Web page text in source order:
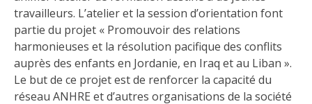
travailleurs. L’atelier et la session d’orientation font
partie du projet « Promouvoir des relations
harmonieuses et la résolution pacifique des conflits
auprès des enfants en Jordanie, en Iraq et au Liban ».
Le but de ce projet est de renforcer la capacité du
réseau ANHRE et d’autres organisations de la société